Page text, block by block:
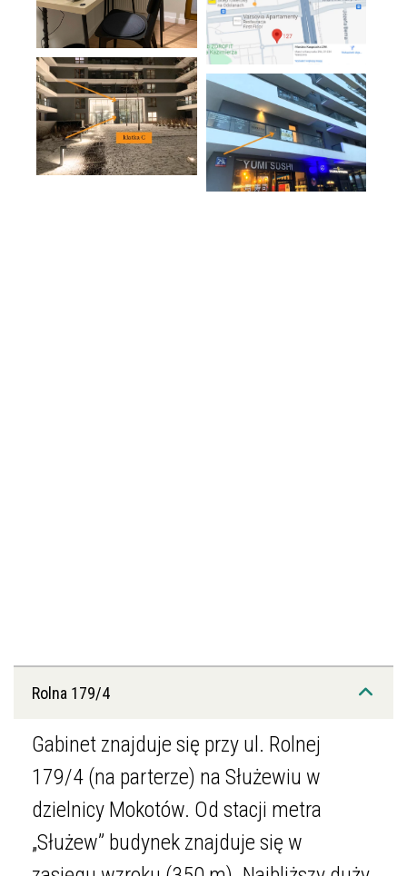
Rolna 179/4
Gabinet znajduje się przy ul. Rolnej
179/4 (na parterze) na Służewiu w
dzielnicy Mokotów. Od stacji metra
„Służew” budynek znajduje się w